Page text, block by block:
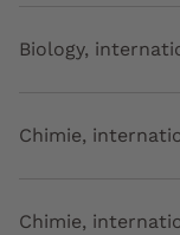
Biology,
Chimie,
Chimie,